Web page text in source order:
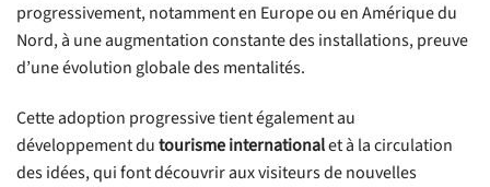
progressivement, notamment en Europe ou en Amérique du
Nord, à une augmentation constante des installations, preuve
d’une évolution globale des mentalités.
Cette adoption progressive tient également au
développement dutourisme internationalet à la circulation
des idées, qui font découvrir aux visiteurs de nouvelles